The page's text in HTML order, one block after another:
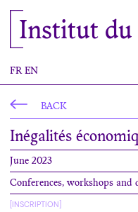
Institut du
FR EN
BACK
Inégalités
June 2023
Conferences, workshops and
[INSCRIPTION]